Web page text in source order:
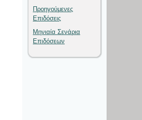
Προηγούμενες
Επιδόσεις
Μηνιαία Σενάρια
Επιδόσεων